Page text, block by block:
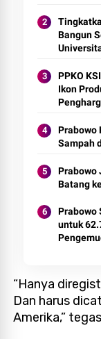
Bangun
PPKO
Ikon
Prabowo
Sampah
Prabowo
Batang
Prabowo
untuk
“Hanya
Dan harus
Amerika,”